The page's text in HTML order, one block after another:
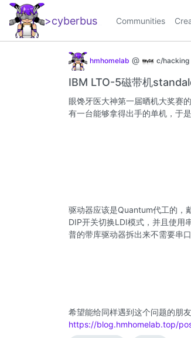
>cyberbus Communities
hmhomelab @ c/hacking
IBM LTO-5磁带机
眼馋牙医大神第一届晒机大奖赛
有一台能够拿得出手的单机，于
驱动器应该是Quantum代工的，
DIP开关切换LDI模式，并且使用
普的带库驱动器拆出来不需要串
希望能给同样遇到这个问题的朋
https://blog.hmhomelab.top/